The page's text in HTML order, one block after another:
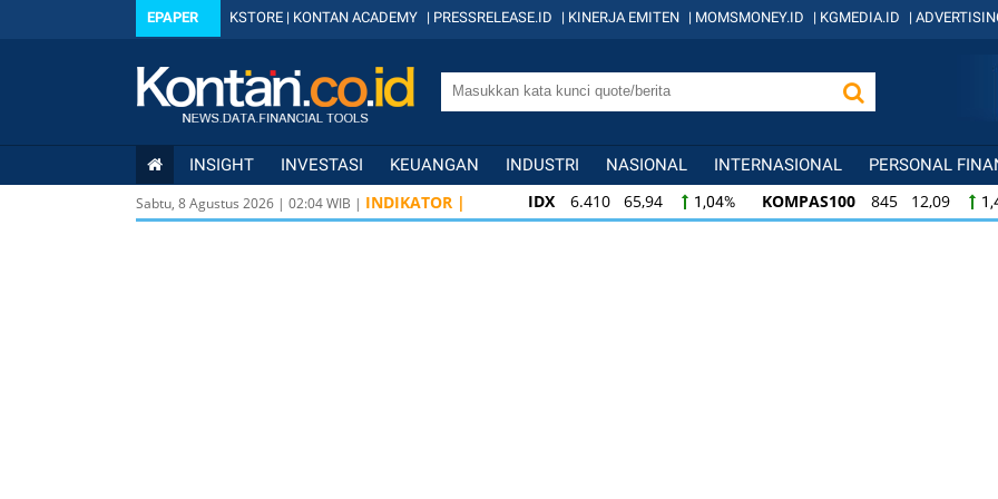
EPAPER KSTORE | KONTAN ACADEMY | PRESSRELEASE.ID | KINERJA EMITEN | MOMSMONEY.ID | KGMEDIA.ID |
INSIGHT INVESTASI KEUANGAN INDUSTRI NASIONAL INTERNASIONAL PERSONAL
Sabtu, 8 Agustus 2026 | 02:04WIB | INDIKATOR | IDX 6.410 65,94 1,04% KOMPAS100 845 12,09
KOMPAS100
845 12,09 1,45% LQ45 640 9,44